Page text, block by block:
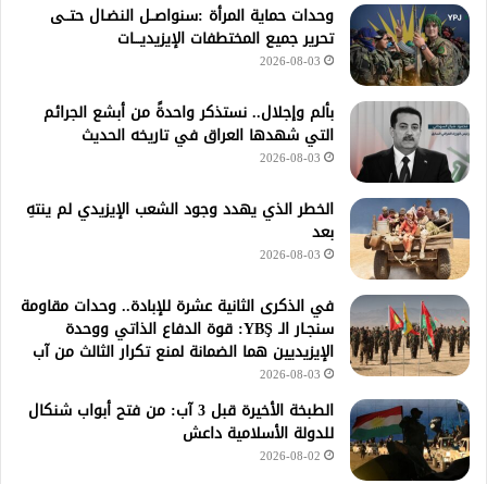
وحدات حماية المرأة :سنواصــل النضـال حتــى
تحرير جميع المختطفات الإيزيديـــات
2026-08-03
بألم وإجلال.. نستذكر واحدةً من أبشع الجرائم
التي شهدها العراق في تاريخه الحديث
2026-08-03
الخطر الذي يهدد وجود الشعب الإيزيدي لم ينتهِ
بعد
2026-08-03
في الذكرى الثانية عشرة للإبادة.. وحدات مقاومة
سنجـار الـ YBŞ: قوة الدفاع الذاتي ووحدة
الإيزيديين هما الضمانة لمنع تكرار الثالث من آب
2026-08-03
الطبخة الأخيرة قبل 3 آب: من فتح أبواب شنكال
للدولة الأسلامية داعش
2026-08-02